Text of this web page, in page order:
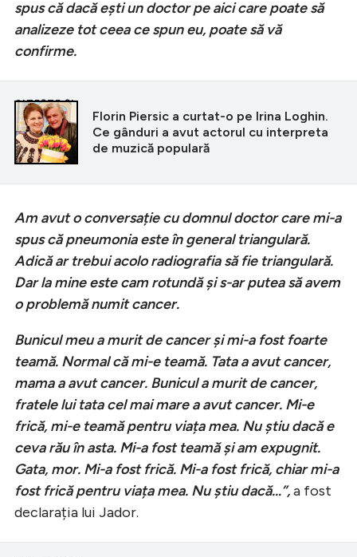
spus că dacă ești un doctor pe aici care poate să
analizeze tot ceea ce spun eu, poate să vă
confirme.
CITEȘTE ȘI
Florin Piersic a curtat-o pe Irina Loghin.
Ce gânduri a avut actorul cu interpreta
de muzică populară
Am avut o conversație cu domnul doctor care mi-a
spus că pneumonia este în general triangulară.
Adică ar trebui acolo radiografia să fie triangulară.
Dar la mine este cam rotundă și s-ar putea să avem
o problemă numit cancer.
Bunicul meu a murit de cancer și mi-a fost foarte
teamă. Normal că mi-e teamă. Tata a avut cancer,
mama a avut cancer. Bunicul a murit de cancer,
fratele lui tata cel mai mare a avut cancer. Mi-e
frică, mi-e teamă pentru viața mea. Nu știu dacă e
ceva rău în asta. Mi-a fost teamă și am expugnit.
Gata, mor. Mi-a fost frică. Mi-a fost frică, chiar mi-a
fost frică pentru viața mea. Nu știu dacă…”,a fost
declarația lui Jador.